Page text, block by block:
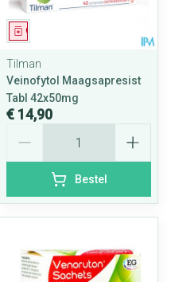
Geneesmiddel
Tilman
Veinofytol Maagsapresist
Tabl 42x50mg
€ 14,90
Bestel